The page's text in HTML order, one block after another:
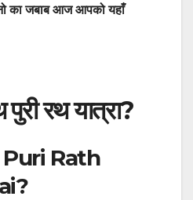
का जबाब आज आपको यहाँ
रथ यात्रा?
Rath